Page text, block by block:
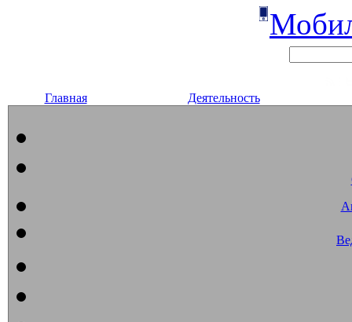
Главная Деятельность